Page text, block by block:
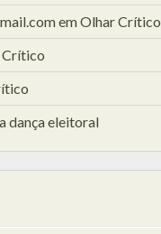
emOlhar Crítico
dança eleitoral